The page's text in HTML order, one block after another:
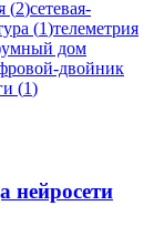
(2)сетевая-
(1)телеметрия
умный дом
двойник
(1)
нейросети